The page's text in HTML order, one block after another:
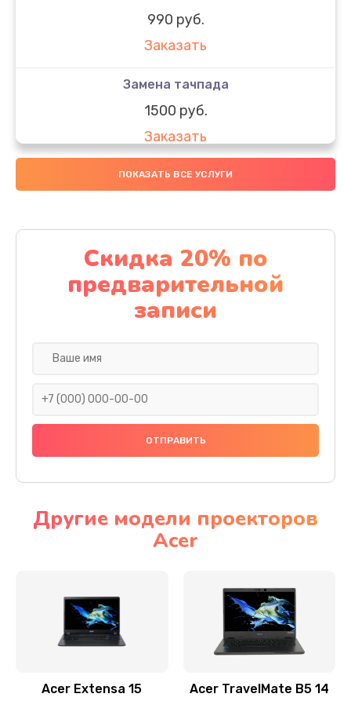
990 руб.
Заказать
Замена тачпада
1500 руб.
Заказать
Замена южного моста
Заказать
Чистка от пыли
1060 руб.
Заказать
Ремонт подсветки
Настройка BIOS
Замена видеочипа
Заказать
ПОКАЗАТЬ ВСЕ УСЛУГИ
Скидка 20% по
предварительной
записи
Другие модели проекторов
Acer
Acer Extensa 15 Acer TravelMate B5 14